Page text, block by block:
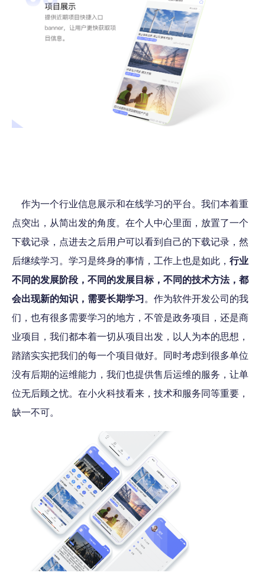
作为一个行业信息展示和在线学习的平台。我们本着重
点突出，从简出发的角度。在个人中心里面，放置了一个
下载记录，点进去之后用户可以看到自己的下载记录，然
后继续学习。学习是终身的事情，工作上也是如此， 行业
不同的发展阶段，不同的发展目标，不同的技术方法，都
会出现新的知识，需要长期学习。作为软件开发公司的我
们，也有很多需要学习的地方，不管是政务项目，还是商
业项目，我们都本着一切从项目出发，以人为本的思想，
踏踏实实把我们的每一个项目做好。同时考虑到很多单位
没有后期的运维能力，我们也提供售后运维的服务，让单
位无后顾之忧。在小火科技看来，技术和服务同等重要，
缺一不可。